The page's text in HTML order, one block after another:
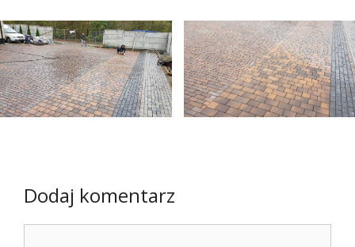
Dodaj komentarz